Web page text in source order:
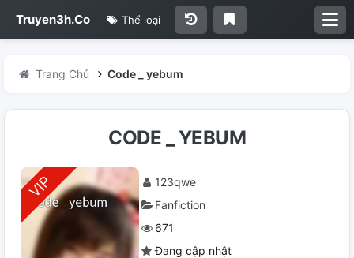
Truyen3h.Co Thể loại
Trang Chủ Code _ yebum
CODE _ YEBUM
123qwe
Fanfiction
671
Đang cập nhật